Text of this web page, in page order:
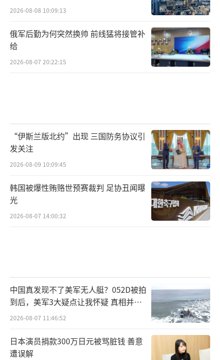
2026-08-08 10:09:13
俄军后勤为何突然换帅 前线猛将接管补
给
2026-08-07 20:22:15
“伊斯兰版北约”出现 三国防务协议引
发关注
2026-08-09 10:09:45
韩国被爆性贿赂世预赛裁判 足协丑闻曝
光
2026-08-07 14:00:32
中国真发现不了美军无人艇？052D被拍
到后，美军3大疑点让我怀疑 真相并非
如此
2026-08-07 11:46:52
日本演员捐款300万日元被骂脏钱 善意
遭误解